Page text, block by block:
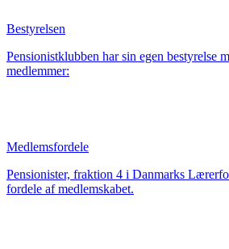
Bestyrelsen
Pensionistklubben har sin egen bestyrelse
medlemmer:
Medlemsfordele
Pensionister, fraktion 4 i Danmarks
fordele af medlemskabet.